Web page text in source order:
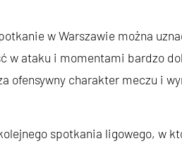
w Warszawie można
w ataku i momentami bardzo
ofensywny charakter meczu i
spotkania ligowego, w